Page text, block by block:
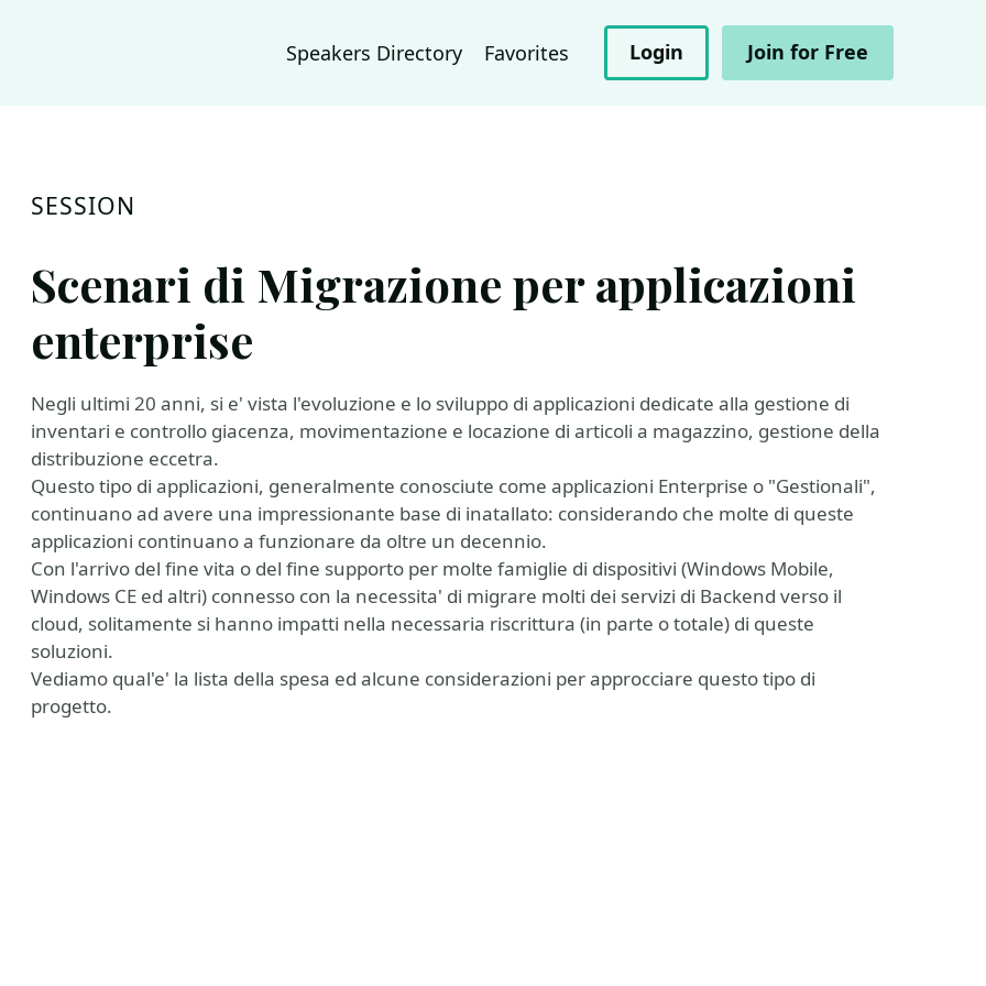
Speakers Directory Favorites Login Join for Free
SESSION
Scenari di Migrazione per applicazioni
enterprise
Negli ultimi 20 anni, si e' vista l'evoluzione e lo sviluppo di applicazioni dedicate alla gestione di
inventari e controllo giacenza, movimentazione e locazione di articoli a magazzino, gestione della
distribuzione eccetra.
Questo tipo di applicazioni, generalmente conosciute come applicazioni Enterprise o "Gestionali",
continuano ad avere una impressionante base di inatallato: considerando che molte di queste
applicazioni continuano a funzionare da oltre un decennio.
Con l'arrivo del fine vita o del fine supporto per molte famiglie di dispositivi (Windows Mobile,
Windows CE ed altri) connesso con la necessita' di migrare molti dei servizi di Backend verso il
cloud, solitamente si hanno impatti nella necessaria riscrittura (in parte o totale) di queste
soluzioni.
Vediamo qual'e' la lista della spesa ed alcune considerazioni per approcciare questo tipo di
progetto.